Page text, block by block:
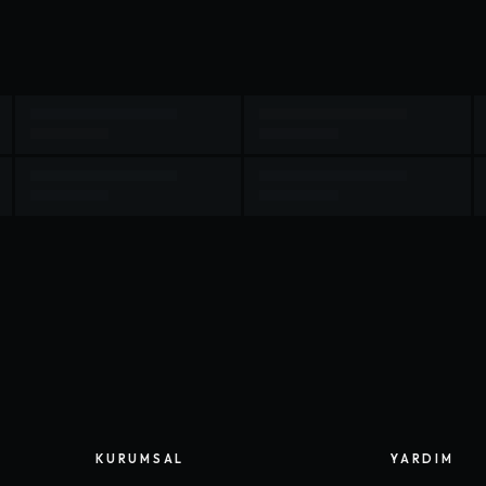
KURUMSAL YARDIM